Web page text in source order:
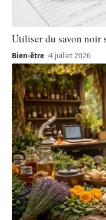
Utiliser du savon noir
Bien-être 4 juillet 2026